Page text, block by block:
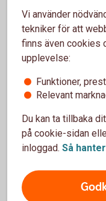
Placering i
placering i aktier
känd om man
Oavsett hur
är ett litet sparande
Månadsspara
Vi använder
tekniker för att
finns även cookies
upplevelse:
Funktioner,
Relevant
Du kan ta tillbaka
på cookie-sidan
inloggad. Så